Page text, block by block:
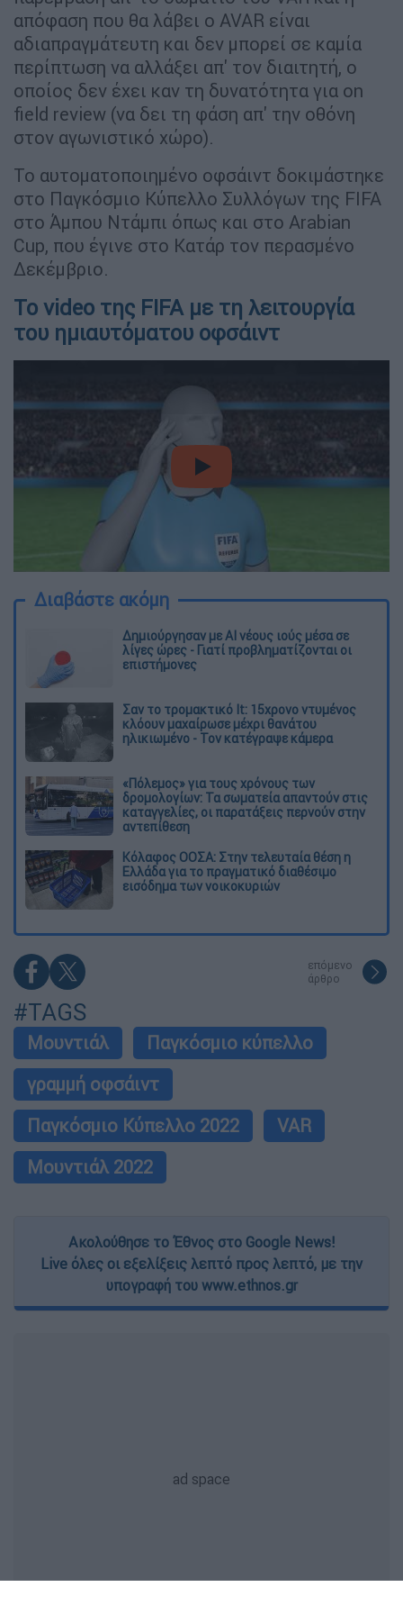
απόφαση που θα λάβει ο AVAR είναι
αδιαπραγμάτευτη και δεν μπορεί σε καμία
περίπτωση να αλλάξει απ' τον διαιτητή, ο
οποίος δεν έχει καν τη δυνατότητα για on
field review (να δει τη φάση απ' την οθόνη
στον αγωνιστικό χώρο).
Το αυτοματοποιημένο οφσάιντ δοκιμάστηκε
στο Παγκόσμιο Κύπελλο Συλλόγων της FIFA
στο Άμπου Ντάμπι όπως και στο Arabian
Cup, που έγινε στο Κατάρ τον περασμένο
Δεκέμβριο.
Το video της FIFA με τη λειτουργία
του ημιαυτόματου οφσάιντ
video
Διαβάστε ακόμη
Δημιούργησαν με AI νέους ιούς μέσα σε
λίγες ώρες - Γιατί προβληματίζονται οι
επιστήμονες
Σαν το τρομακτικό It: 15χρονο ντυμένος
κλόουν μαχαίρωσε μέχρι θανάτου
ηλικιωμένο - Τον κατέγραψε κάμερα
«Πόλεμος» για τους χρόνους των
δρομολογίων: Τα σωματεία απαντούν στις
καταγγελίες, οι παρατάξεις περνούν στην
αντεπίθεση
Κόλαφος ΟΟΣΑ: Στην τελευταία θέση η
Ελλάδα για το πραγματικό διαθέσιμο
εισόδημα των νοικοκυριών
επόμενο
άρθρο
#TAGS
Μουντιάλ
Παγκόσμιο κύπελλο
γραμμή οφσάιντ
Παγκόσμιο Κύπελλο 2022
VAR
Μουντιάλ 2022
Ακολούθησε το Έθνος στο Google News!
Live όλες οι εξελίξεις λεπτό προς λεπτό, με την
υπογραφή του www.ethnos.gr